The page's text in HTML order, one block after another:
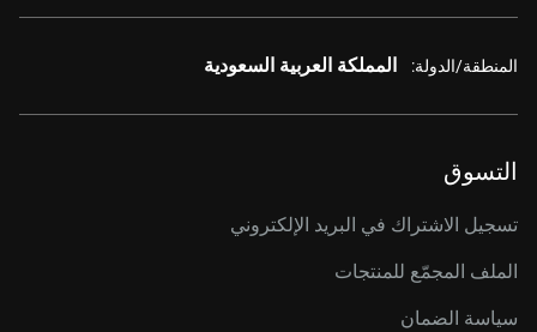
المنطقة/الدولة: المملكة العربية السعودية
التسوق
تسجيل الاشتراك في البريد الإلكتروني
الملف المجمّع للمنتجات
سياسة الضمان